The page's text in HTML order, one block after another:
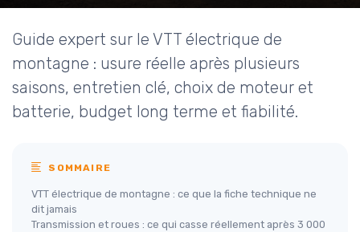
Guide expert sur le VTT électrique de
montagne : usure réelle après plusieurs
saisons, entretien clé, choix de moteur et
batterie, budget long terme et fiabilité.
SOMMAIRE
VTT électrique de montagne : ce que la fiche technique ne
dit jamais
Transmission et roues : ce qui casse réellement après 3 000